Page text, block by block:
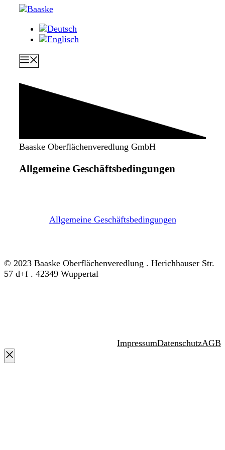
Zum
springen
Allgemeine Geschäftsbedingungen
Baaske Oberflächenveredlung GmbH
Allgemeine Geschäftsbedingungen
© 2023 Baaske Oberflächenveredlung . Herichhauser Str.
57 d+f . 42349 Wuppertal
ImpressumDatenschutzAGB
Schließen